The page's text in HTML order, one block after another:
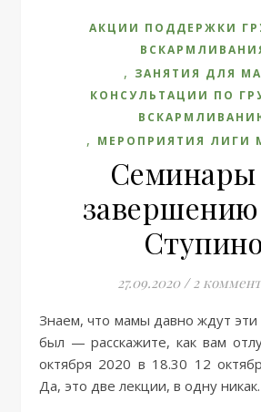
АКЦИИ ПОДДЕРЖКИ
, ЗАНЯТИЯ ДЛЯ
КОНСУЛЬТАЦИИ ПО
, МЕРОПРИЯТИЯ ЛИГИ
Семинары
27.09.2020 / 2
Знаем, что мамы давно ждут эти лекции. Кто уже
был — расскажите, как вам
октября 2020 в 18.30 12
Да, это две лекции, в одну